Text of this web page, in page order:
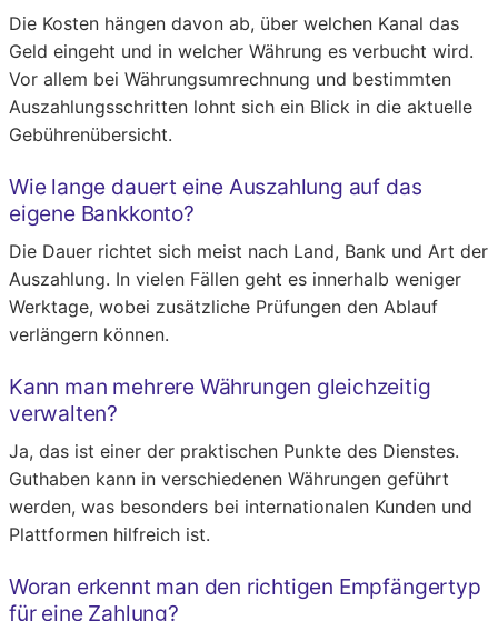
Die Kosten hängen davon ab, über welchen Kanal das
Geld eingeht und in welcher Währung es verbucht wird.
Vor allem bei Währungsumrechnung und bestimmten
Auszahlungsschritten lohnt sich ein Blick in die aktuelle
Gebührenübersicht.
Wie lange dauert eine Auszahlung auf das
eigene Bankkonto?
Die Dauer richtet sich meist nach Land, Bank und Art der
Auszahlung. In vielen Fällen geht es innerhalb weniger
Werktage, wobei zusätzliche Prüfungen den Ablauf
verlängern können.
Kann man mehrere Währungen gleichzeitig
verwalten?
Ja, das ist einer der praktischen Punkte des Dienstes.
Guthaben kann in verschiedenen Währungen geführt
werden, was besonders bei internationalen Kunden und
Plattformen hilfreich ist.
Woran erkennt man den richtigen Empfängertyp
für eine Zahlung?